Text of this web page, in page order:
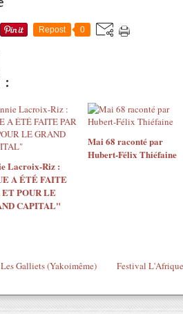
Repost 0
:
Lacroix-Riz :
A ÉTÉ FAITE
ET POUR LE
CAPITAL"
Mai 68 raconté par
Hubert-Félix Thiéfaine
Galliets (Yakoimême) Festival